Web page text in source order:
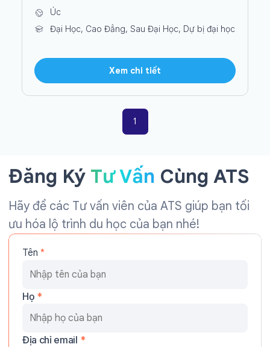
Úc
Đại Học, Cao Đẳng, Sau Đại Học, Dự bị đại học
Xem chi tiết
1
Đăng Ký Tư Vấn Cùng ATS
Hãy để các Tư vấn viên của ATS giúp bạn tối
ưu hóa lộ trình du học của bạn nhé!
Tên *
Họ *
Địa chỉ email *